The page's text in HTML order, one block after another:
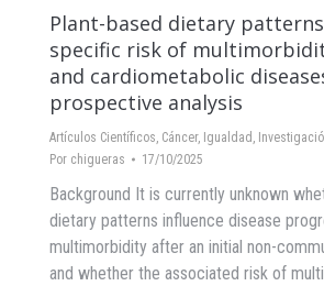
Plant-based dietary
specific risk of
and cardiometabolic
prospective analysis
Artículos Científicos, Cáncer, Igualdad ,
Por chigueras 17/10/2025
Background It is currently unknown
dietary patterns influence disease
multimorbidity after an initial non-
and whether the associated risk of